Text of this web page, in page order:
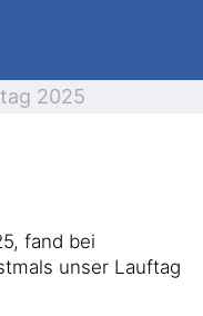
2025
fand bei
unser Lauftag